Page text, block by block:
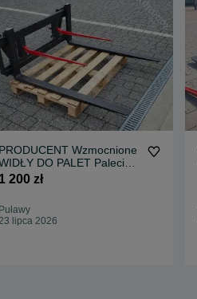
PRODUCENT Wzmocnione
DO PALET Paleciak
Transport
1 200 zł
Puławy
lipca 2026